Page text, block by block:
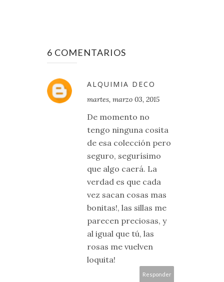
6 COMENTARIOS
ALQUIMIA DECO
martes, marzo 03, 2015
De momento no
tengo ninguna cosita
de esa colección pero
seguro, segurísimo
que algo caerá. La
verdad es que cada
vez sacan cosas mas
bonitas!, las sillas me
parecen preciosas, y
al igual que tú, las
rosas me vuelven
loquita!
Responder